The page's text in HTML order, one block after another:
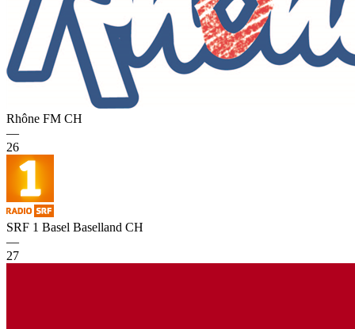
Rhône FM CH
—
26
SRF 1 Basel Baselland CH
—
27